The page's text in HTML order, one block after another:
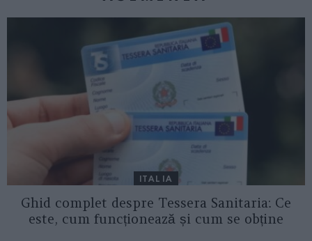
ITALIA
Ghid complet despre Tessera Sanitaria: Ce
este, cum funcționează și cum se obține